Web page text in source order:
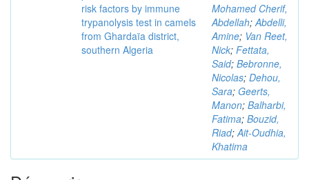
risk factors by immune
trypanolysis test in camels
from Ghardaïa district,
southern Algeria
Mohamed Cherif,
Abdellah;Abdelli,
Amine; Van Reet,
Nick; Fettata,
Said; Bebronne,
Nicolas; Dehou,
Sara; Geerts,
Manon; Balharbi,
Fatima; Bouzid,
Riad;Ait-Oudhia,
Khatima